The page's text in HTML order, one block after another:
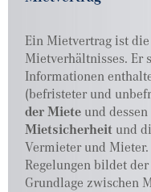
Ein Mietvertrag ist
Mietverhältnisses. Er
Informationen
(befristeter und
der Miete und
Mietsicherheit und
Vermieter und
Regelungen bildet
Grundlage zwischen